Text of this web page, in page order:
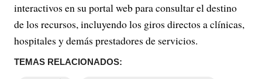
interactivos en su portal web para consultar el destino
de los recursos, incluyendo los giros directos a clínicas,
hospitales y demás prestadores de servicios.
TEMAS RELACIONADOS: